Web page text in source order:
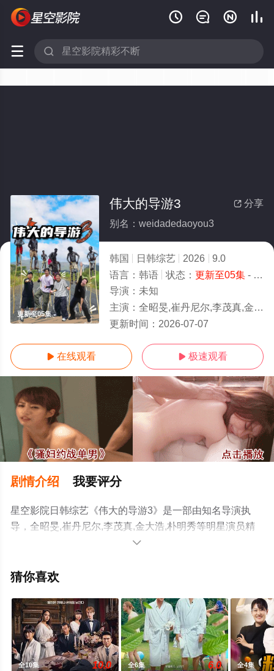
   
 
更新至05集
 分享
伟大的导游3
别名：weidadedaoyou3
韩国 日韩综艺 2026
9.0
语言： 韩语 状态： 更新至05集- 免费在线观看
导演： 未知
主演： 全昭旻,崔丹尼尔,李茂真,金大浩,朴明秀
更新时间： 2026-07-07
 在线观看  极速观看
剧情介绍 我要评分
星空影院日韩综艺《伟大的导游3》是一部由知名导演执
导，全昭旻,崔丹尼尔,李茂真,金大浩,朴明秀等明星演员精
彩演绎的韩国综艺，手机免费观看高清无删减完整版综艺
电视猫或剧情网等平台了解。

猜你喜欢
全10集 10.0 全6集 6.0 全4集